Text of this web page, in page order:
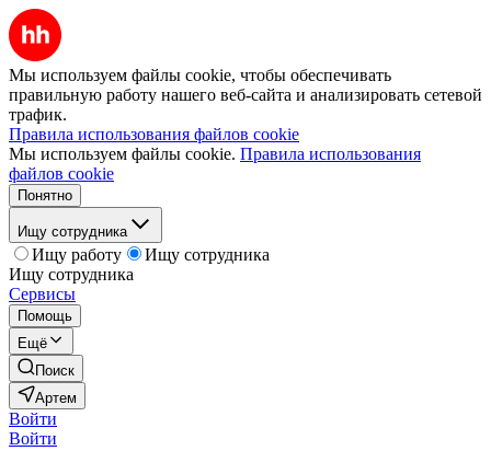
Мы используем файлы cookie, чтобы обеспечивать
правильную работу нашего веб-сайта и анализировать сетевой
трафик.
Правила использования файлов cookie
Мы используем файлы cookie. Правила использования
файлов cookie
Понятно
Ищу сотрудника
Ищу работу
Ищу сотрудника
Ищу сотрудника
Сервисы
Помощь
Ещё
Поиск
Артем
Войти
Войти